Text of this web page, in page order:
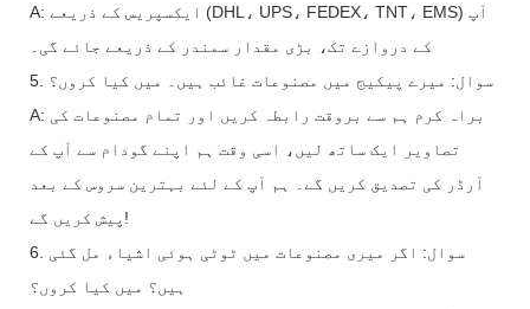
A: ایکسپریس کے ذریعے (DHL، UPS، FEDEX، TNT، EMS) آپ
کے دروازے تک، بڑی مقدار سمندر کے ذریعے جائے گی۔
5. سوال: میرے پیکیج میں مصنوعات غائب ہیں۔ میں کیا کروں؟
A: براہ کرم ہم سے بروقت رابطہ کریں اور تمام مصنوعات کی
تصاویر ایک ساتھ لیں، اسی وقت ہم اپنے گودام سے آپ کے
آرڈر کی تصدیق کریں گے۔ ہم آپ کے لئے بہترین سروس کے بعد
پیش کریں گے!
6. سوال: اگر میری مصنوعات میں ٹوٹی ہوئی اشیاء مل گئی
ہیں؟ میں کیا کروں؟